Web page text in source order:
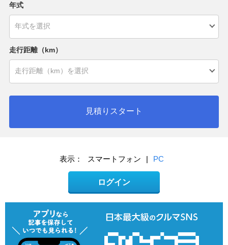
年式
走行距離（km）
見積りスタート
表示： スマートフォン | PC
ログイン